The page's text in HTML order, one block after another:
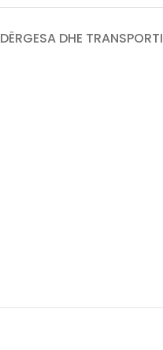
DËRGESA DHE TRANSPORTI